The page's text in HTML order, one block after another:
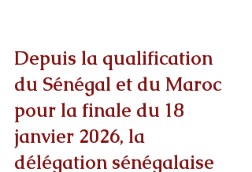
Depuis la qualification
du Sénégal et du Maroc
pour la finale du 18
janvier 2026, la
délégation sénégalaise